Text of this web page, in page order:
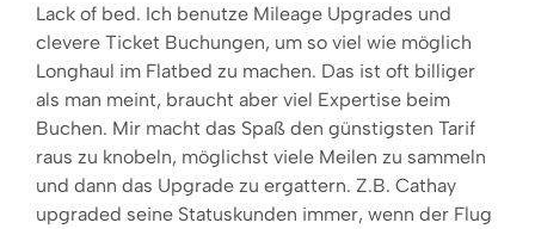
Lack of bed. Ich benutze Mileage Upgrades und
clevere Ticket Buchungen, um so viel wie möglich
Longhaul im Flatbed zu machen. Das ist oft billiger
als man meint, braucht aber viel Expertise beim
Buchen. Mir macht das Spaß den günstigsten Tarif
raus zu knobeln, möglichst viele Meilen zu sammeln
und dann das Upgrade zu ergattern. Z.B. Cathay
upgraded seine Statuskunden immer, wenn der Flug